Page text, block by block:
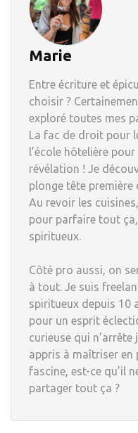
Marie
Entre écriture et
choisir ?
exploré toutes mes
La fac de droit pour
l’école hôtelière
révélation ! Je
plonge tête
Au revoir les
pour parfaire tout
spiritueux.
Côté pro aussi, on
à tout. Je suis
spiritueux depuis 10
pour un esprit
curieuse qui n’arrête
appris à maîtriser
fascine, est-ce qu’il
partager tout ça ?